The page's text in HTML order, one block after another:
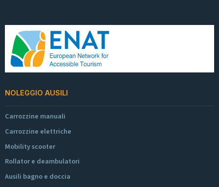
NOLEGGIO AUSILI
Carrozzine manuali
Carrozzine elettriche
Mobility scooter
Rollator e deambulatori
Ausili bagno e doccia